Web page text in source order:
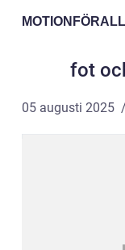
fot
05 augusti 2025